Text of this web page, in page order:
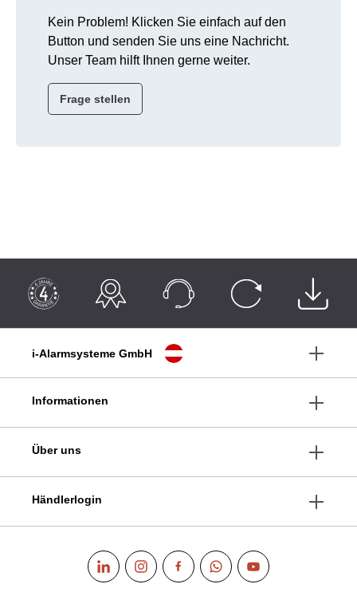
Kein Problem! Klicken Sie einfach auf den
Button und senden Sie uns eine Nachricht.
Unser Team hilft Ihnen gerne weiter.
Frage stellen
i-Alarmsysteme GmbH
Informationen
Über uns
Händlerlogin